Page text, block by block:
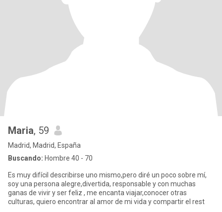
Maria, 59
Madrid, Madrid, España
Buscando: Hombre 40 - 70
Es muy difícil describirse uno mismo,pero diré un poco sobre mí,
soy una persona alegre,divertida, responsable y con muchas
ganas de vivir y ser feliz , me encanta viajar,conocer otras
culturas, quiero encontrar al amor de mi vida y compartir el rest